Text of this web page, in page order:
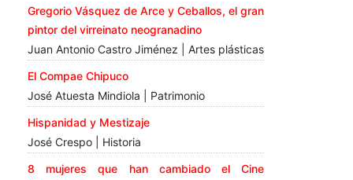
Gregorio Vásquez de Arce y Ceballos, el gran
pintor del virreinato neogranadino
Juan Antonio Castro Jiménez | Artes plásticas
El Compae Chipuco
José Atuesta Mindiola | Patrimonio
Hispanidad y Mestizaje
José Crespo | Historia
8 mujeres que han cambiado el Cine